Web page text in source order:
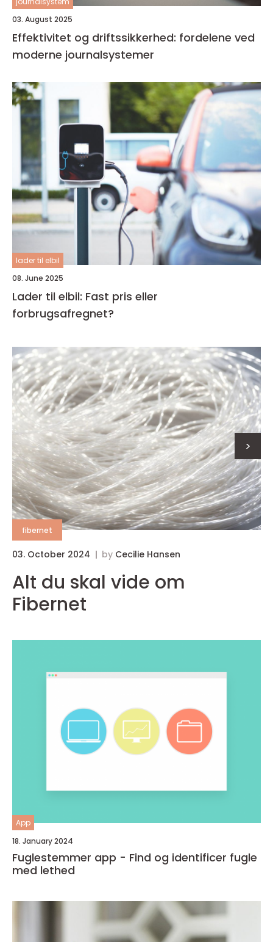
03. August 2025
Effektivitet og driftssikkerhed: fordelene ved
moderne journalsystemer
lader til elbil
08. June 2025
Lader til elbil: Fast pris eller
forbrugsafregnet?
fibernet
03. October 2024 by Cecilie Hansen
Alt du skal vide om
Fibernet
>
App
18. January 2024
Fuglestemmer app - Find og identificer fugle
med lethed